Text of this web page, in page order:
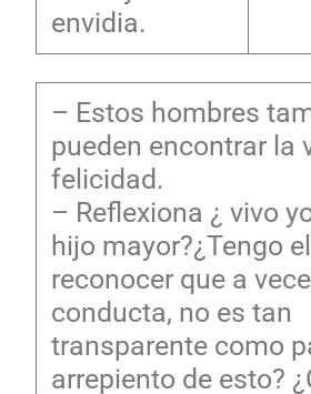
envidia.
– Estos hombres
pueden encontrar la
felicidad.
– Reflexiona ¿ vivo
hijo mayor?¿Tengo
reconocer que a
conducta, no es tan
transparente como
arrepiento de esto?